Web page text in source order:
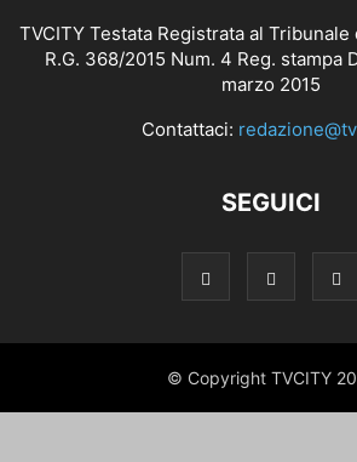
TVCITY Testata Registrata al
R.G. 368/2015 Num. 4 Reg. stampa
marzo 2015
Contattaci:
SEGUICI
© Copyright TVCITY